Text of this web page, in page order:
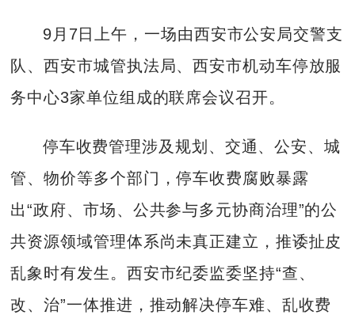
9月7日上午，一场由西安市公安局交警支
队、西安市城管执法局、西安市机动车停放服
务中心3家单位组成的联席会议召开。
停车收费管理涉及规划、交通、公安、城
管、物价等多个部门，停车收费腐败暴露
出“政府、市场、公共参与多元协商治理”的公
共资源领域管理体系尚未真正建立，推诿扯皮
乱象时有发生。西安市纪委监委坚持“查、
改、治”一体推进，推动解决停车难、乱收费